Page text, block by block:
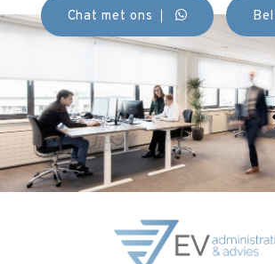
Chat met ons